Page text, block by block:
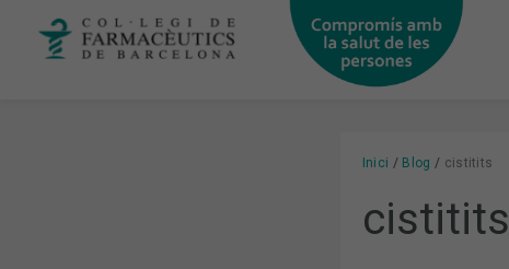
Inici Blog cistitits
cistitits